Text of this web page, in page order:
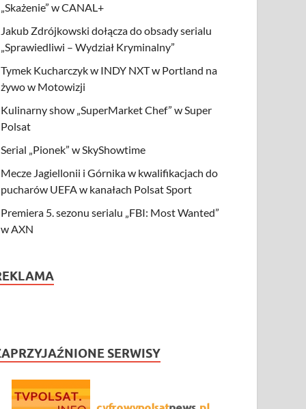
„Skażenie” w CANAL+
Jakub Zdrójkowski dołącza do obsady serialu
„Sprawiedliwi – Wydział Kryminalny”
Tymek Kucharczyk w INDY NXT w Portland na
żywo w Motowizji
Kulinarny show „SuperMarket Chef” w Super
Polsat
Serial „Pionek” w SkyShowtime
Mecze Jagiellonii i Górnika w kwalifikacjach do
pucharów UEFA w kanałach Polsat Sport
Premiera 5. sezonu serialu „FBI: Most Wanted”
w AXN
SERWISY